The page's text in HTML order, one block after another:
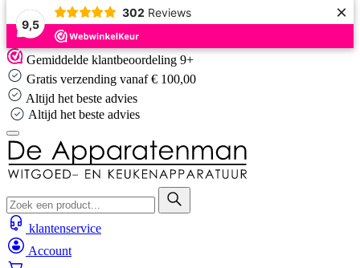
9,5
302 Reviews ×
Skip
to
content
Gemiddelde klantbeoordeling 9+
Gratis verzending vanaf € 100,00
Altijd het beste advies
Altijd het beste advies
klantenservice
Account